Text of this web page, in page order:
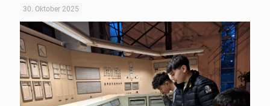
30. Oktober 2025